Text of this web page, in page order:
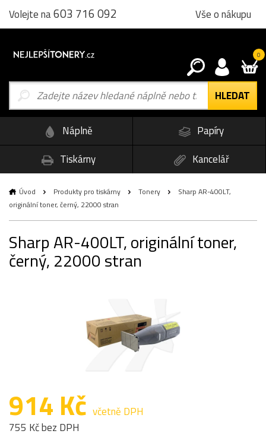
Volejte na603 716 092 Vše o nákupu
0
Náplně
Papíry
Tiskárny
Kancelář
Úvod Produkty pro tiskárny Tonery
Sharp AR-400LT,
originální toner, černý, 22000 stran
Sharp AR-400LT, originální toner,
černý, 22000 stran
914 Kč včetně DPH
755 Kč bez DPH